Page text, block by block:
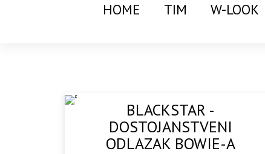
HOME TIM W-LOOK
BLACKSTAR -
DOSTOJANSTVENI
ODLAZAK BOWIE-A